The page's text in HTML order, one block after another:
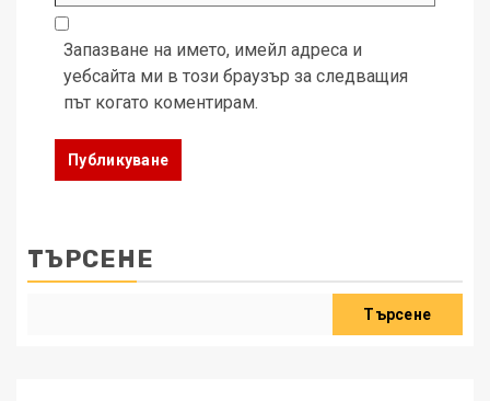
Запазване на името, имейл адреса и
уебсайта ми в този браузър за следващия
път когато коментирам.
ТЪРСЕНЕ
Търсене